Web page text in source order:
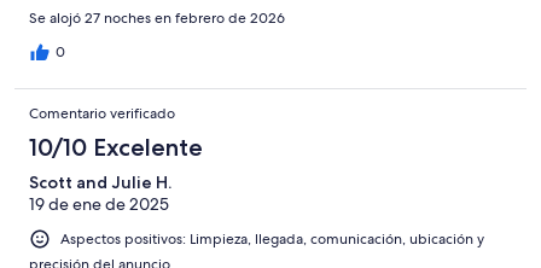
Se alojó 27 noches en febrero de 2026
0
Comentario verificado
10/10 Excelente
Scott and Julie H.
19 de ene de 2025
Aspectos positivos: Limpieza, llegada, comunicación, ubicación y